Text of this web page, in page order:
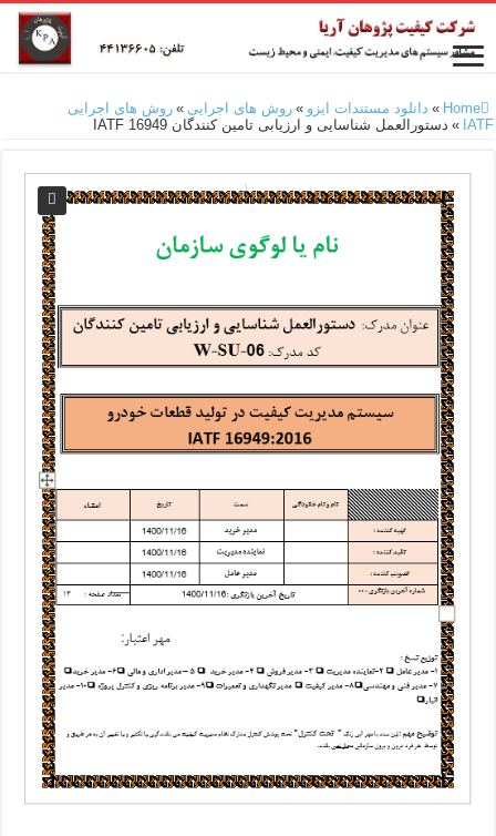
Home
» دانلود مستندات ایزو » روش های اجرایی » روش های اجرایی
IATF
» دستورالعمل شناسایی و ارزیابی تامین کنندگان IATF 16949